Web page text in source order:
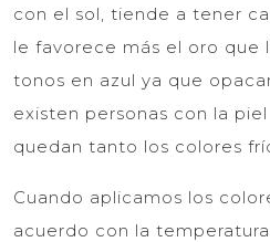
con el sol, tiende a tener
le favorece más el oro que
tonos en azul ya que
existen personas con la
quedan tanto los colores
Cuando aplicamos los
acuerdo con la